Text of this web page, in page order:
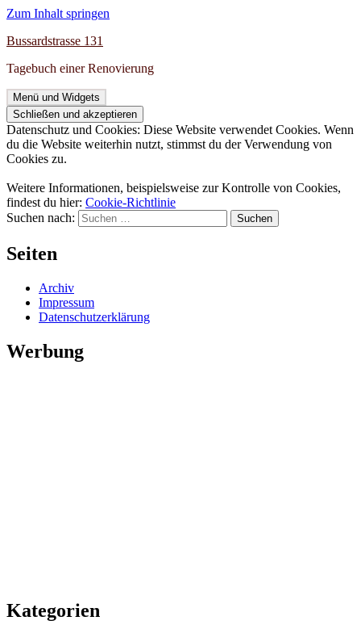
Zum Inhalt springen
Bussardstrasse 131
Tagebuch einer Renovierung
Menü und Widgets
Datenschutz und Cookies: Diese Website verwendet Cookies. Wenn
du die Website weiterhin nutzt, stimmst du der Verwendung von
Cookies zu.
Weitere Informationen, beispielsweise zur Kontrolle von Cookies,
findest du hier: Cookie-Richtlinie
Suchen nach:
Seiten
Archiv
Impressum
Datenschutzerklärung
Werbung
Kategorien